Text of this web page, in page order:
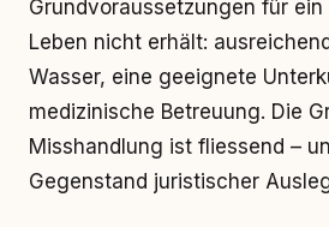
Grundvoraussetzungen für
Leben nicht erhält: ausreichend
Wasser, eine geeignete
medizinische Betreuung. Die
Misshandlung ist fliessend –
Gegenstand juristischer